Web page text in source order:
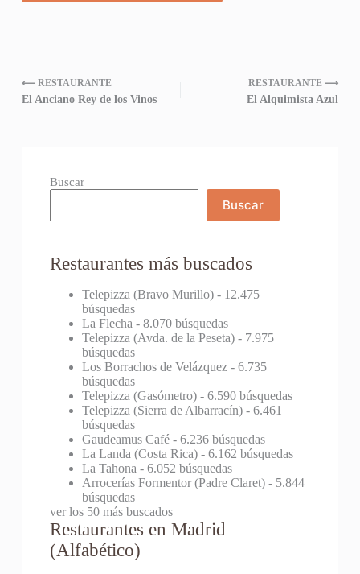
⟵ RESTAURANTE
El Anciano Rey de los Vinos
RESTAURANTE ⟶
El Alquimista Azul
Buscar
Buscar
Restaurantes más buscados
Telepizza (Bravo Murillo)- 12.475
búsquedas
La Flecha - 8.070 búsquedas
Telepizza (Avda. de la Peseta)- 7.975
búsquedas
Los Borrachos de Velázquez- 6.735
búsquedas
Telepizza (Gasómetro)- 6.590 búsquedas
Telepizza (Sierra de Albarracín)- 6.461
búsquedas
Gaudeamus Café- 6.236 búsquedas
La Landa (Costa Rica)- 6.162 búsquedas
La Tahona - 6.052 búsquedas
Arrocerías Formentor (Padre Claret)- 5.844
búsquedas
ver los 50 más buscados
Restaurantes en Madrid
(Alfabético)